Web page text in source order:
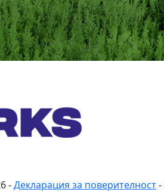
-Декларация за поверителност-